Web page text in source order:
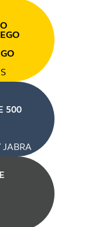
500
JABRA